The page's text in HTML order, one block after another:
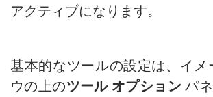
アクティブになります。
基本的なツールの設定は、イメ
ウの上のツール オプション パ